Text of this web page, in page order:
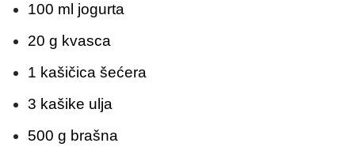
100 ml jogurta
20 g kvasca
1 kašičica šećera
3 kašike ulja
500 g brašna